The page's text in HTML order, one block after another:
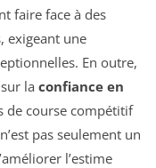
faire face à des
exigeant une
En outre,
la confiance en
de course compétitif
pas seulement un
l’estime